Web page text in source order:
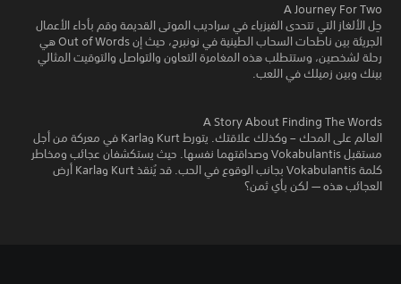
A Journey For Two
حِل الألغاز التي تتحدى الفيزياء في سراديب الموتى القديمة وقم بأداء الأعمال
الجريئة بين ناطحات السحاب الطينية في نونبرج، حيث إن Out of Words هي
رحلة لشخصين، وستتطلب هذه المغامرة التعاون والتواصل والتوقيت المثالي
بينك وبين زميلك في اللعب.
A Story About Finding The Words
العالم على المحك – وكذلك علاقتك. يتورط Kurt وKarla في معركة من أجل
مستقبل Vokabulantis وصداقتهما نفسها. حيث يستكشفان عجائب ومخاطر
كلمة Vokabulantis بجانب الوقوع في الحب. قد يُنقذ Kurt وKarla أرض
العجائب هذه — لكن بأي ثمن؟